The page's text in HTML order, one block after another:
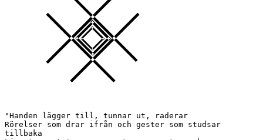
"Handen lägger till, tunnar ut, raderar
Rörelser som drar ifrån och gester som studsar
tillbaka